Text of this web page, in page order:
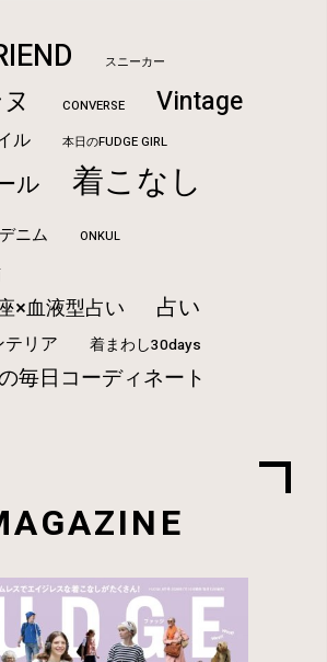
スニーカー
CONVERSE Vintage
ル 本日のFUDGE GIRL
ル 着こなし
デニム ONKUL
×血液型占い 占い
テリア 着まわし30days
毎日コーディネート